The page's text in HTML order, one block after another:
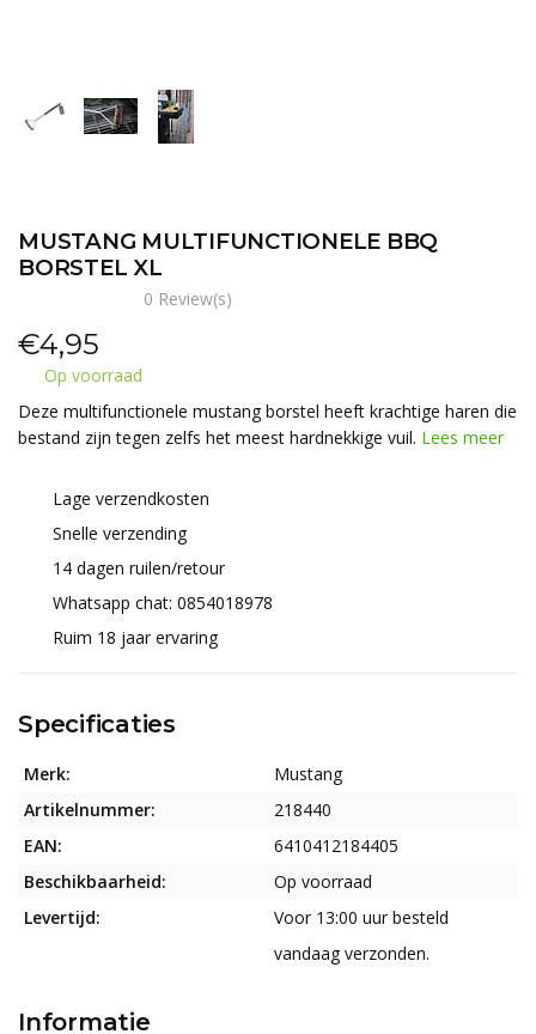
MUSTANG MULTIFUNCTIONELE BBQ
BORSTEL XL
0 Review(s)
€4,95
Op voorraad
Deze multifunctionele mustang borstel heeft krachtige haren die
bestand zijn tegen zelfs het meest hardnekkige vuil. Lees meer
Lage verzendkosten
Snelle verzending
14 dagen ruilen/retour
Whatsapp chat: 0854018978
Ruim 18 jaar ervaring
Specificaties
Merk:
Mustang
Artikelnummer:
218440
EAN:
6410412184405
Beschikbaarheid:
Op voorraad
Levertijd:
Voor 13:00 uur besteld
vandaag verzonden.
Informatie